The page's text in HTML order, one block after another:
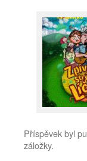
Příspěvek byl
záložky.